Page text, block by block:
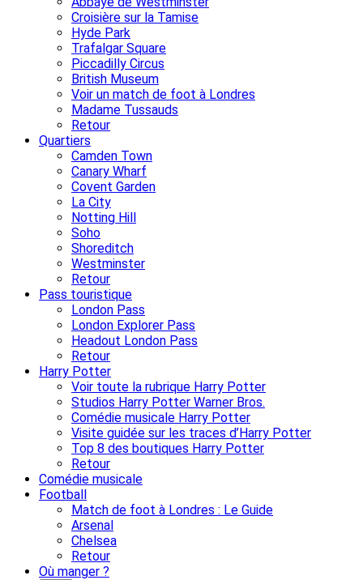
Croisière sur la Tamise
Hyde Park
Trafalgar Square
Piccadilly Circus
British Museum
Voir un match de foot à Londres
Madame Tussauds
Retour
Quartiers
Camden Town
Canary Wharf
Covent Garden
La City
Notting Hill
Soho
Shoreditch
Westminster
Retour
Pass touristique
London Pass
London Explorer Pass
Headout London Pass
Retour
Harry Potter
Voir toute la rubrique Harry Potter
Studios Harry Potter Warner Bros.
Comédie musicale Harry Potter
Visite guidée sur les traces d’Harry Potter
Top 8 des boutiques Harry Potter
Retour
Comédie musicale
Football
Match de foot à Londres : Le Guide
Arsenal
Chelsea
Retour
Où manger ?